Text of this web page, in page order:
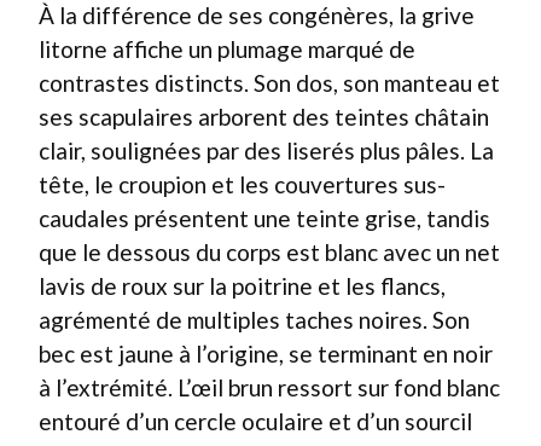
À la différence de ses congénères, la grive
litorne affiche un plumage marqué de
contrastes distincts. Son dos, son manteau et
ses scapulaires arborent des teintes châtain
clair, soulignées par des liserés plus pâles. La
tête, le croupion et les couvertures sus-
caudales présentent une teinte grise, tandis
que le dessous du corps est blanc avec un net
lavis de roux sur la poitrine et les flancs,
agrémenté de multiples taches noires. Son
bec est jaune à l’origine, se terminant en noir
à l’extrémité. L’œil brun ressort sur fond blanc
entouré d’un cercle oculaire et d’un sourcil